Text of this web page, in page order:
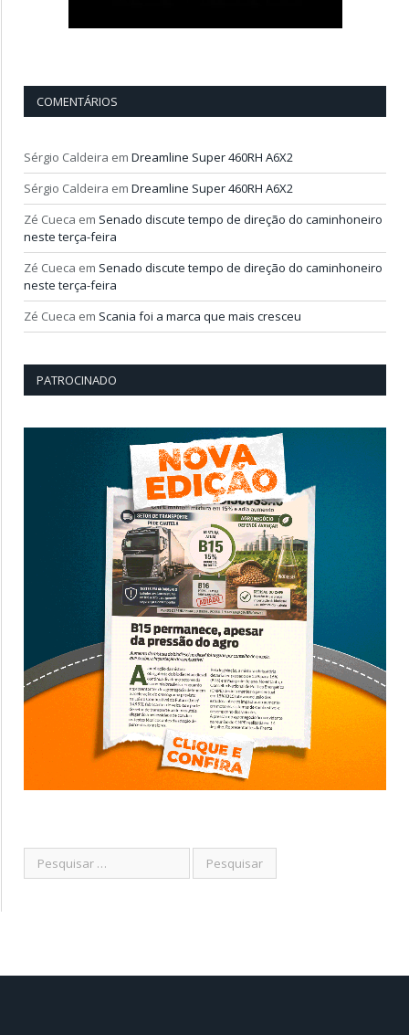
COMENTÁRIOS
Sérgio Caldeira em Dreamline Super 460RH A6X2
Sérgio Caldeira em Dreamline Super 460RH A6X2
Zé Cueca em Senado discute tempo de direção do caminhoneiro
neste terça-feira
Zé Cueca em Senado discute tempo de direção do caminhoneiro
neste terça-feira
Zé Cueca em Scania foi a marca que mais cresceu
PATROCINADO